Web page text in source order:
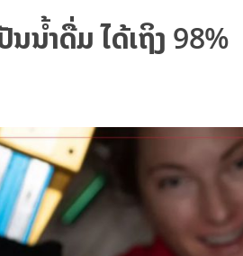
ນນໍ້າດື່ມ ໄດ້ເຖິງ 98%